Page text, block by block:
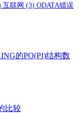
互联网 (3) ODATA错误
的PO(PI)结构数
比较